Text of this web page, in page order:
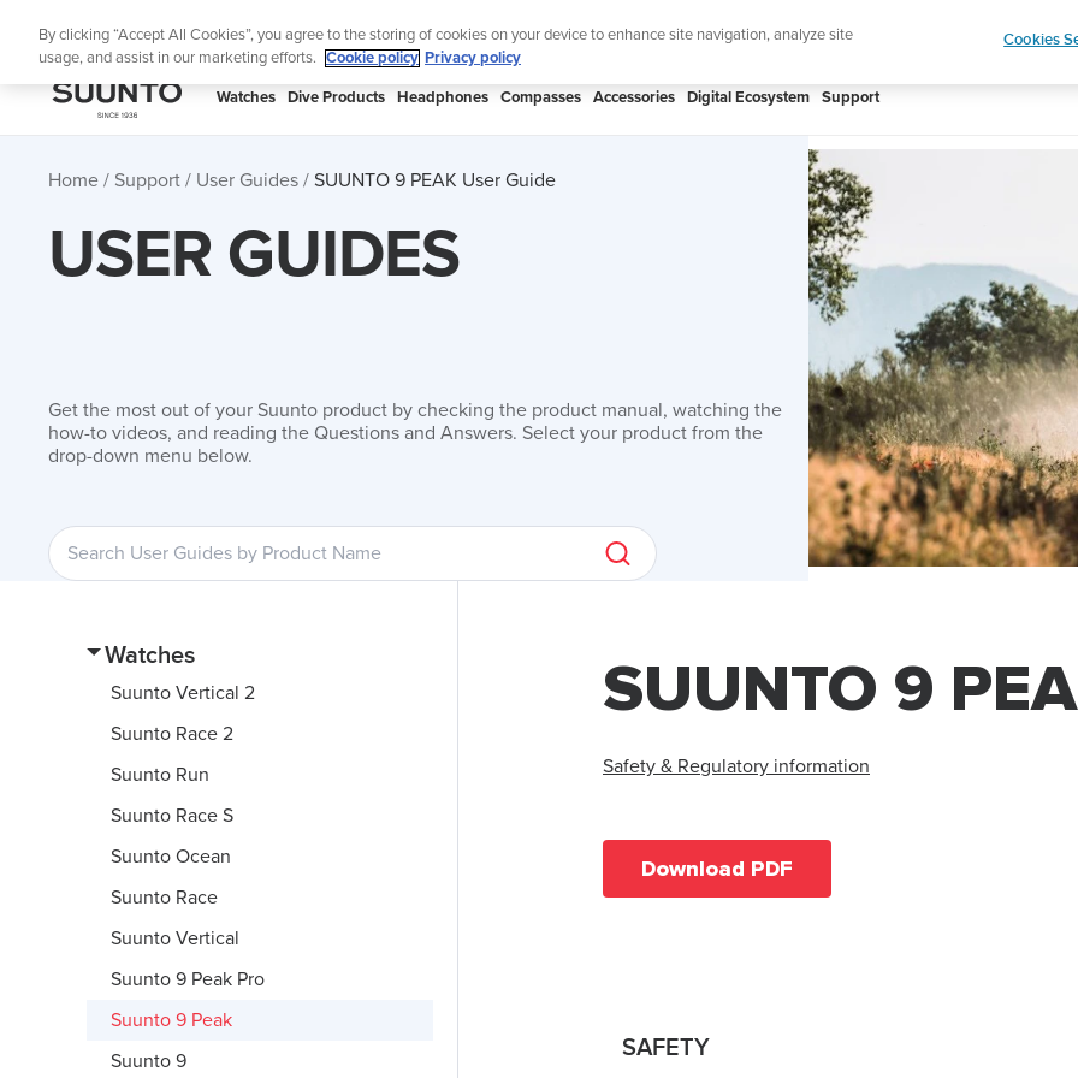
Lightweight sports watch designed for runners Shop
SUUNTO
Watches Dive Products Headphones Compasses Accessories Digital Ecosystem Support
Home Support User Guides SUUNTO 9 PEAK User Guide
USER GUIDES
Get the most out of your Suunto product by checking the product manual, watching the
how-to videos, and reading the Questions and Answers. Select your product from the
drop-down menu below.
Watches
Suunto Vertical 2
Suunto Race 2
Suunto Run
Suunto Race S
Suunto Ocean
Suunto Race
Suunto Vertical
Suunto 9 Peak Pro
Suunto 9 Peak
Suunto 9
SUUNTO 9
Safety & Regulatory information
Download PDF
SAFETY
By clicking “Accept All Cookies”, you agree to the storing of cookies on your device to enhance site navigation, analyze site
usage, and assist in our marketing efforts.
Cookie policy Privacy policy
Cookies